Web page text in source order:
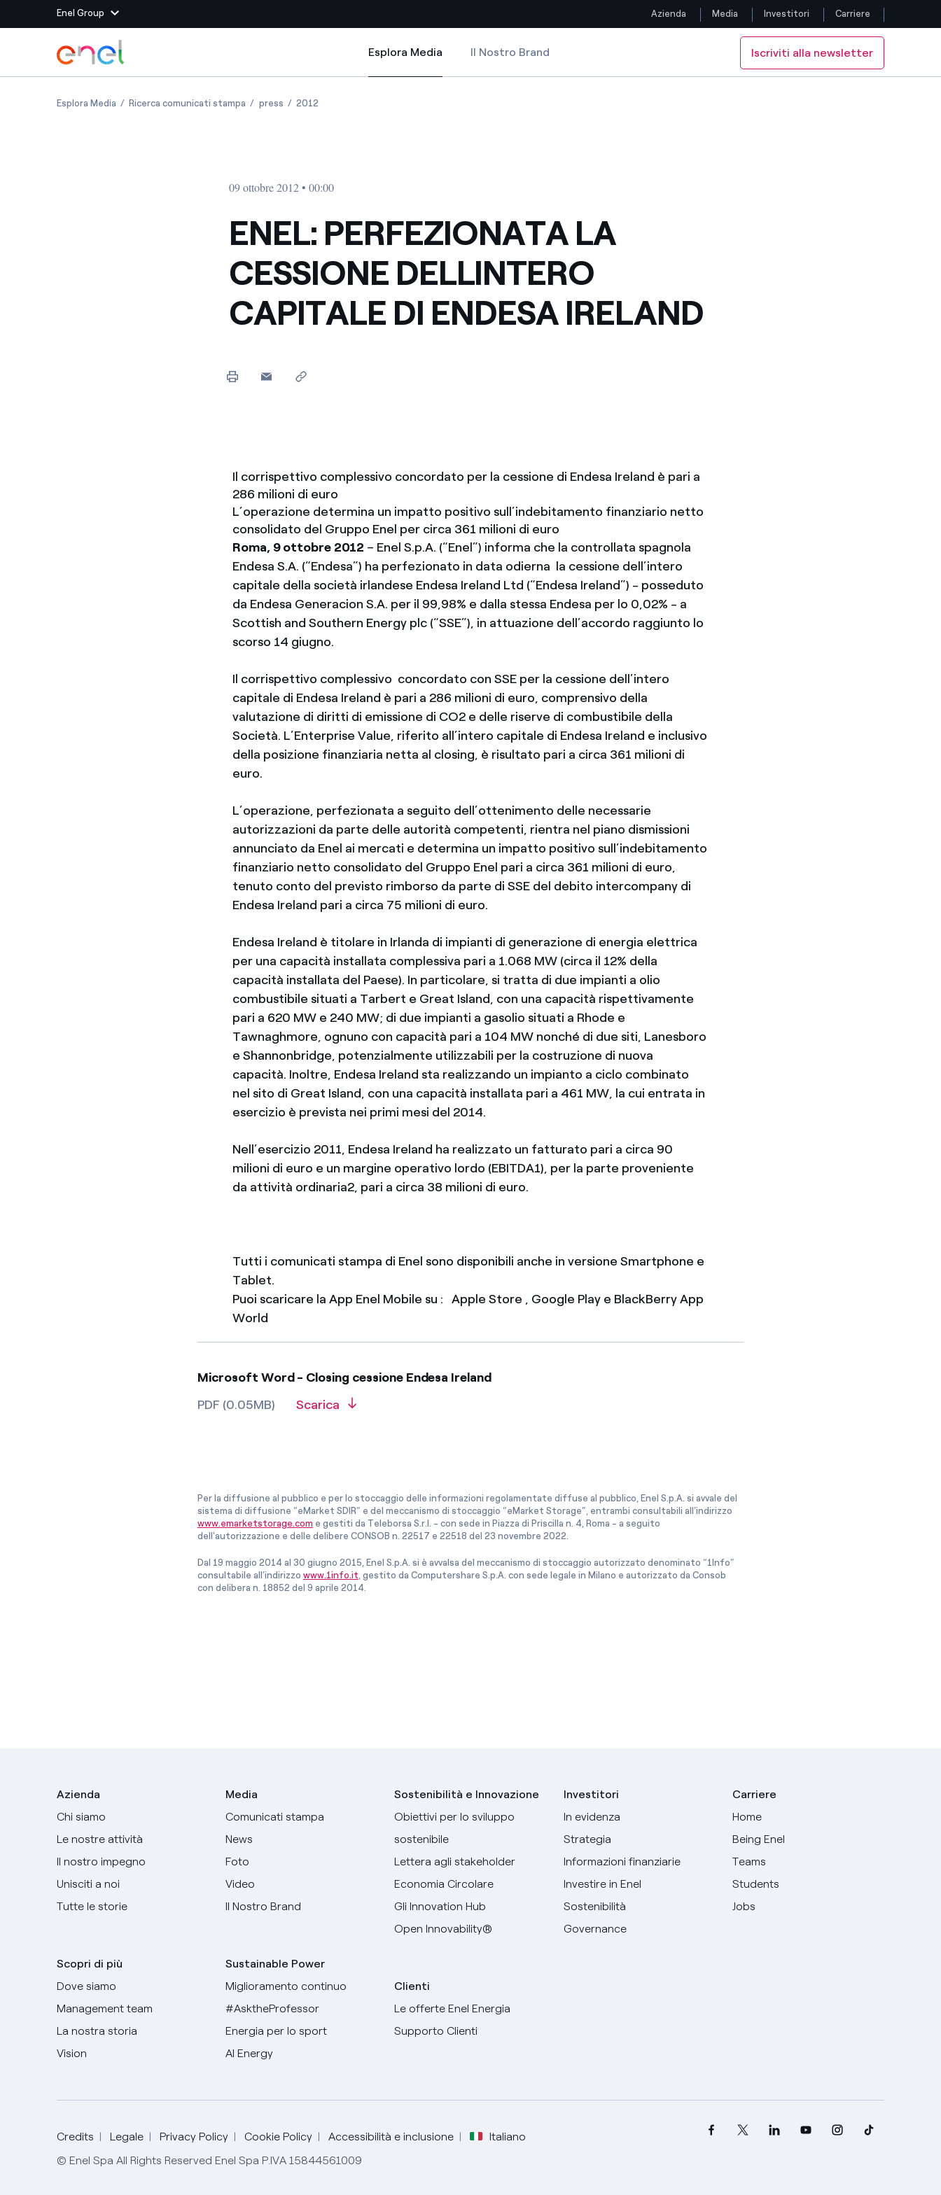
Enel Group
Siti del Gruppo
Enel Green Power Produciamo energia pulita da fonti rinnovabili
Massimizziamo la creazione di valore grazie al
rapporto con i nostri fornitori
energia pulita
Il canale dove segnalare violazioni delle nostre policy
Siti Paese
Colombia
Iberia
Italia
Seguici
Vai al contenuto principale
Azienda Media Investitori Carriere
Esplora Media
Esplora Media
Il Nostro Brand Iscriviti alla newsletter
Esplora MediaENEL: PERFEZIONATA LA CESSIONE DELL INTERO CAPITALE DI ENDESA IRELAND
Ricerca comunicati stampa ENEL: PERFEZIONATA LA CESSIONE DELL INTERO CAPITALE DI ENDESA IRELAND
pressENEL: PERFEZIONATA LA CESSIONE DELL INTERO CAPITALE DI ENDESA IRELAND
2012
09 ottobre 2012 • 00:00
ENEL: PERFEZIONATA LA
CESSIONE DELLINTERO
CAPITALE DI ENDESA IRELAND
Il corrispettivo complessivo concordato per la cessione di Endesa Ireland è pari a
286 milioni di euro
L’operazione determina un impatto positivo sull’indebitamento finanziario netto
consolidato del Gruppo Enel per circa 361 milioni di euro
Roma, 9 ottobre 2012 – Enel S.p.A. (“Enel”) informa che la controllata spagnola
Endesa S.A. (“Endesa”) ha perfezionato in data odierna la cessione dell’intero
capitale della società irlandese Endesa Ireland Ltd (“Endesa Ireland”) - posseduto
da Endesa Generacion S.A. per il 99,98% e dalla stessa Endesa per lo 0,02% - a
Scottish and Southern Energy plc (“SSE”), in attuazione dell’accordo raggiunto lo
scorso 14 giugno.
Il corrispettivo complessivo concordato con SSE per la cessione dell’intero
capitale di Endesa Ireland è pari a 286 milioni di euro, comprensivo della
valutazione di diritti di emissione di CO2 e delle riserve di combustibile della
Società. L’Enterprise Value, riferito all’intero capitale di Endesa Ireland e inclusivo
della posizione finanziaria netta al closing, è risultato pari a circa 361 milioni di
euro.
L’operazione, perfezionata a seguito dell’ottenimento delle necessarie
autorizzazioni da parte delle autorità competenti, rientra nel piano dismissioni
annunciato da Enel ai mercati e determina un impatto positivo sull’indebitamento
finanziario netto consolidato del Gruppo Enel pari a circa 361 milioni di euro,
tenuto conto del previsto rimborso da parte di SSE del debito intercompany di
Endesa Ireland pari a circa 75 milioni di euro.
Endesa Ireland è titolare in Irlanda di impianti di generazione di energia elettrica
per una capacità installata complessiva pari a 1.068 MW (circa il 12% della
capacità installata del Paese). In particolare, si tratta di due impianti a olio
combustibile situati a Tarbert e Great Island, con una capacità rispettivamente
pari a 620 MW e 240 MW; di due impianti a gasolio situati a Rhode e
Tawnaghmore, ognuno con capacità pari a 104 MW nonché di due siti, Lanesboro
e Shannonbridge, potenzialmente utilizzabili per la costruzione di nuova
capacità. Inoltre, Endesa Ireland sta realizzando un impianto a ciclo combinato
nel sito di Great Island, con una capacità installata pari a 461 MW, la cui entrata in
esercizio è prevista nei primi mesi del 2014.
Nell’esercizio 2011, Endesa Ireland ha realizzato un fatturato pari a circa 90
milioni di euro e un margine operativo lordo (EBITDA1), per la parte proveniente
da attività ordinaria2, pari a circa 38 milioni di euro.
Tutti i comunicati stampa di Enel sono disponibili anche in versione Smartphone e
Tablet.
Puoi scaricare la App Enel Mobile su : Apple Store , Google Play e BlackBerry App
World
Microsoft Word - Closing cessione Endesa Ireland
PDF (0.05MB)
Scarica
Per la diffusione al pubblico e per lo stoccaggio delle informazioni regolamentate diffuse al pubblico, Enel S.p.A. si avvale del
sistema di diffusione “eMarket SDIR” e del meccanismo di stoccaggio “eMarket Storage”, entrambi consultabili all’indirizzo
www.emarketstorage.com e gestiti da Teleborsa S.r.l. - con sede in Piazza di Priscilla n. 4, Roma - a seguito
dell'autorizzazione e delle delibere CONSOB n. 22517 e 22518 del 23 novembre 2022.
Dal 19 maggio 2014 al 30 giugno 2015, Enel S.p.A. si è avvalsa del meccanismo di stoccaggio autorizzato denominato “1Info”
consultabile all’indirizzo www.1info.it , gestito da Computershare S.p.A. con sede legale in Milano e autorizzato da Consob
con delibera n. 18852 del 9 aprile 2014.
Azienda
Chi siamo
Le nostre attività
Il nostro impegno
Unisciti a noi
Tutte le storie
Scopri di più
Dove siamo
Management team
La nostra storia
Vision
Media
Comunicati stampa
News
Foto
Video
Il Nostro Brand
Sustainable Power
Miglioramento continuo
#AsktheProfessor
Energia per lo sport
AI Energy
Sostenibilità e Innovazione
Obiettivi per lo sviluppo
sostenibile
Lettera agli stakeholder
Economia Circolare
Gli Innovation Hub
Open Innovability®
Clienti
Le offerte Enel Energia
Supporto Clienti
Investitori
In evidenza
Strategia
Informazioni finanziarie
Investire in Enel
Sostenibilità
Governance
Carriere
Home
Being Enel
Teams
Students
Jobs
Credits Legale Privacy Policy Cookie Policy Accessibilità e inclusione Italiano
Italiano
© Enel Spa All Rights Reserved Enel Spa P.IVA 15844561009